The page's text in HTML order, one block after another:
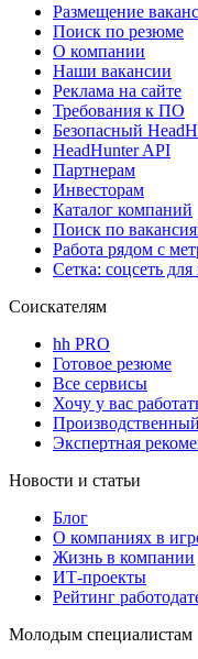
Размещение
Поиск по резюме
О компании
Наши вакансии
Реклама на сайте
Требования к ПО
Безопасный
HeadHunter API
Партнерам
Инвесторам
Каталог компаний
Поиск по
Работа рядом с
Сетка: соцсеть
Соискателям
hh PRO
Готовое резюме
Все сервисы
Хочу у вас
Экспертная
Новости и статьи
Блог
О компаниях в
Жизнь в компании
ИТ-проекты
Рейтинг
Молодым специалистам